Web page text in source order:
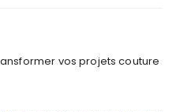
vos projets couture